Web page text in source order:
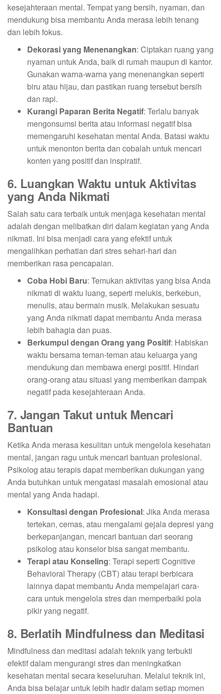
kesejahteraan mental. Tempat yang bersih, nyaman, dan
mendukung bisa membantu Anda merasa lebih tenang
dan lebih fokus.
Dekorasi yang Menenangkan: Ciptakan ruang yang
nyaman untuk Anda, baik di rumah maupun di kantor.
Gunakan warna-warna yang menenangkan seperti
biru atau hijau, dan pastikan ruang tersebut bersih
dan rapi.
Kurangi Paparan Berita Negatif: Terlalu banyak
mengonsumsi berita atau informasi negatif bisa
memengaruhi kesehatan mental Anda. Batasi waktu
untuk menonton berita dan cobalah untuk mencari
konten yang positif dan inspiratif.
6. Luangkan Waktu untuk Aktivitas
yang Anda Nikmati
Salah satu cara terbaik untuk menjaga kesehatan mental
adalah dengan melibatkan diri dalam kegiatan yang Anda
nikmati. Ini bisa menjadi cara yang efektif untuk
mengalihkan perhatian dari stres sehari-hari dan
memberikan rasa pencapaian.
Coba Hobi Baru: Temukan aktivitas yang bisa Anda
nikmati di waktu luang, seperti melukis, berkebun,
menulis, atau bermain musik. Melakukan sesuatu
yang Anda nikmati dapat membantu Anda merasa
lebih bahagia dan puas.
Berkumpul dengan Orang yang Positif: Habiskan
waktu bersama teman-teman atau keluarga yang
mendukung dan membawa energi positif. Hindari
orang-orang atau situasi yang memberikan dampak
negatif pada kesejahteraan Anda.
7. Jangan Takut untuk Mencari
Bantuan
Ketika Anda merasa kesulitan untuk mengelola kesehatan
mental, jangan ragu untuk mencari bantuan profesional.
Psikolog atau terapis dapat memberikan dukungan yang
Anda butuhkan untuk mengatasi masalah emosional atau
mental yang Anda hadapi.
Konsultasi dengan Profesional: Jika Anda merasa
tertekan, cemas, atau mengalami gejala depresi yang
berkepanjangan, mencari bantuan dari seorang
psikolog atau konselor bisa sangat membantu.
Terapi atau Konseling: Terapi seperti Cognitive
Behavioral Therapy (CBT) atau terapi berbicara
lainnya dapat membantu Anda mempelajari cara-
cara untuk mengelola stres dan memperbaiki pola
pikir yang negatif.
8. Berlatih Mindfulness dan Meditasi
Mindfulness dan meditasi adalah teknik yang terbukti
efektif dalam mengurangi stres dan meningkatkan
kesehatan mental secara keseluruhan. Melalui teknik ini,
Anda bisa belajar untuk lebih hadir dalam setiap momen